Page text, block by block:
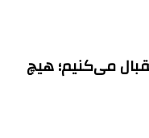
می‌کنیم؛ هیچ